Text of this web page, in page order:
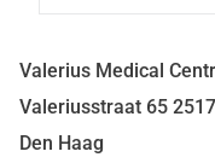
Valerius Medical
Valeriusstraat 65
Den Haag